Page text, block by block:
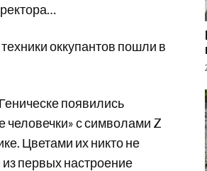
оккупантов пошли в
появились
человечки» с символами Z
Цветами их никто не
первых настроение